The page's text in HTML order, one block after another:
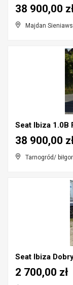
Majdan
38 900,00
Seat Ibiza 1.0B
Tarnogród/
38 900,00
Seat Ibiza
2 700,00 zł